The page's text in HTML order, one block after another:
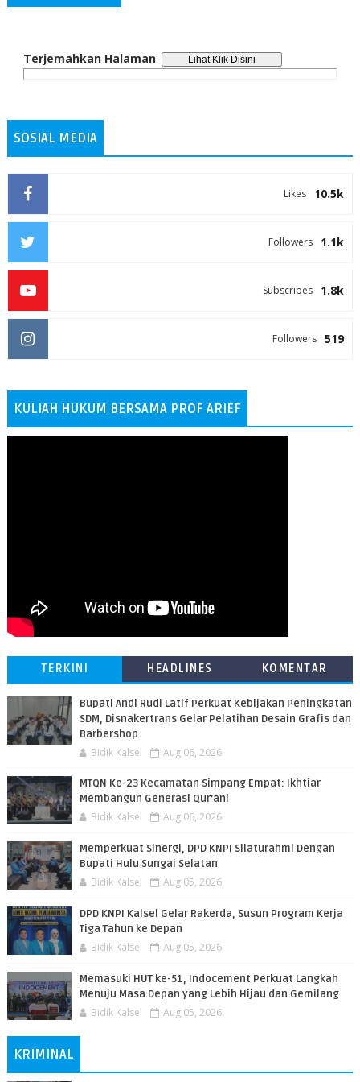
Terjemahkan Halaman:
SOSIAL MEDIA
10.5k
Likes
1.1k
Followers
1.8k
Subscribes
519
Followers
KULIAH HUKUM BERSAMA PROF ARIEF
TERKINI HEADLINES KOMENTAR
Bupati Andi Rudi Latif Perkuat Kebijakan Peningkatan
SDM, Disnakertrans Gelar Pelatihan Desain Grafis dan
Barbershop
Bidik Kalsel Aug 06, 2026
MTQN Ke-23 Kecamatan Simpang Empat: Ikhtiar
Membangun Generasi Qur’ani
Bidik Kalsel Aug 06, 2026
Memperkuat Sinergi, DPD KNPI Silaturahmi Dengan
Bupati Hulu Sungai Selatan
Bidik Kalsel Aug 05, 2026
DPD KNPI Kalsel Gelar Rakerda, Susun Program Kerja
Tiga Tahun ke Depan
Bidik Kalsel Aug 05, 2026
Memasuki HUT ke-51, Indocement Perkuat Langkah
Menuju Masa Depan yang Lebih Hijau dan Gemilang
Bidik Kalsel Aug 05, 2026
KRIMINAL